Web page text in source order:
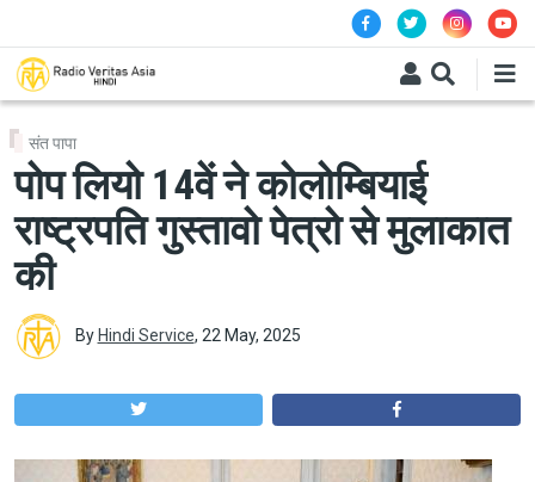
संत पापा
पोप लियो 14वें ने कोलोम्बियाई
राष्ट्रपति गुस्तावो पेत्रो से मुलाकात
की
By Hindi Service, 22 May, 2025